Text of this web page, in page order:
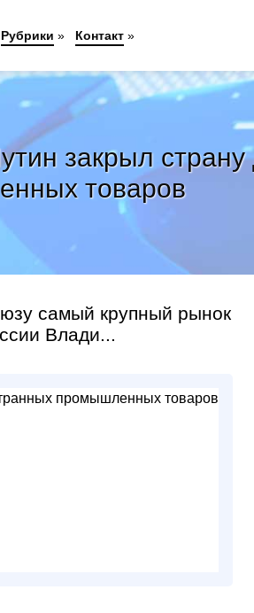
закрыл страну
товаров
самый крупный рынок
Влади...
Рубрики » Контакт»